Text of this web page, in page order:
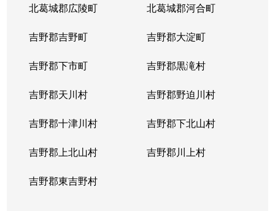
北葛城郡広陵町 北葛城郡河合町
吉野郡吉野町 吉野郡大淀町
吉野郡下市町 吉野郡黒滝村
吉野郡天川村 吉野郡野迫川村
吉野郡十津川村 吉野郡下北山村
吉野郡上北山村 吉野郡川上村
吉野郡東吉野村